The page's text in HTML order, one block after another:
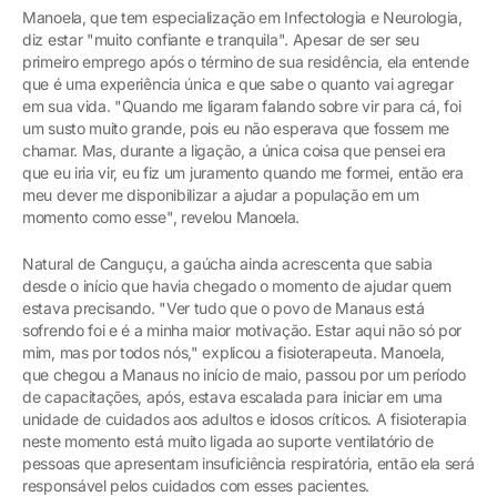
Manoela, que tem especialização em Infectologia e Neurologia,
diz estar "muito confiante e tranquila". Apesar de ser seu
primeiro emprego após o término de sua residência, ela entende
que é uma experiência única e que sabe o quanto vai agregar
em sua vida. "Quando me ligaram falando sobre vir para cá, foi
um susto muito grande, pois eu não esperava que fossem me
chamar. Mas, durante a ligação, a única coisa que pensei era
que eu iria vir, eu fiz um juramento quando me formei, então era
meu dever me disponibilizar a ajudar a população em um
momento como esse", revelou Manoela.
Natural de Canguçu, a gaúcha ainda acrescenta que sabia
desde o início que havia chegado o momento de ajudar quem
estava precisando. "Ver tudo que o povo de Manaus está
sofrendo foi e é a minha maior motivação. Estar aqui não só por
mim, mas por todos nós," explicou a fisioterapeuta. Manoela,
que chegou a Manaus no início de maio, passou por um período
de capacitações, após, estava escalada para iniciar em uma
unidade de cuidados aos adultos e idosos críticos. A fisioterapia
neste momento está muito ligada ao suporte ventilatório de
pessoas que apresentam insuficiência respiratória, então ela será
responsável pelos cuidados com esses pacientes.